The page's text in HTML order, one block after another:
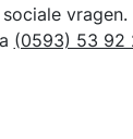
(0593) 53 92